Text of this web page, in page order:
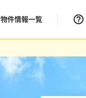
物件情報一覧